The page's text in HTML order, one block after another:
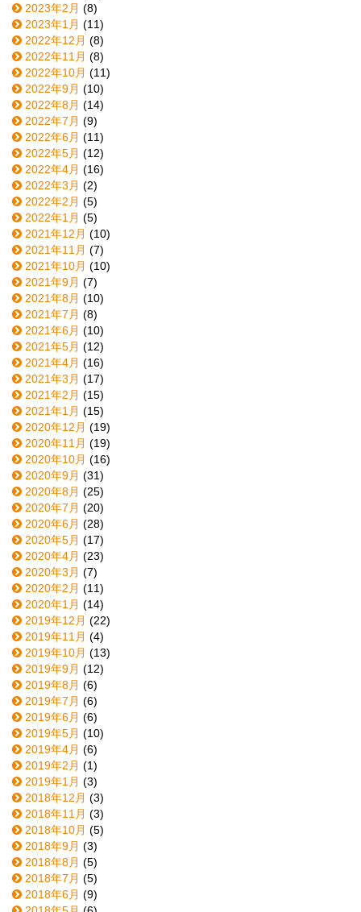
2023年2月 (8)
2023年1月 (11)
2022年12月 (8)
2022年11月 (8)
2022年10月 (11)
2022年9月 (10)
2022年8月 (14)
2022年7月 (9)
2022年6月 (11)
2022年5月 (12)
2022年4月 (16)
2022年3月 (2)
2022年2月 (5)
2022年1月 (5)
2021年12月 (10)
2021年11月 (7)
2021年10月 (10)
2021年9月 (7)
2021年8月 (10)
2021年7月 (8)
2021年6月 (10)
2021年5月 (12)
2021年4月 (16)
2021年3月 (17)
2021年2月 (15)
2021年1月 (15)
2020年12月 (19)
2020年11月 (19)
2020年10月 (16)
2020年9月 (31)
2020年8月 (25)
2020年7月 (20)
2020年6月 (28)
2020年5月 (17)
2020年4月 (23)
2020年3月 (7)
2020年2月 (11)
2020年1月 (14)
2019年12月 (22)
2019年11月 (4)
2019年10月 (13)
2019年9月 (12)
2019年8月 (6)
2019年7月 (6)
2019年6月 (6)
2019年5月 (10)
2019年4月 (6)
2019年2月 (1)
2019年1月 (3)
2018年12月 (3)
2018年11月 (3)
2018年10月 (5)
2018年9月 (3)
2018年8月 (5)
2018年7月 (5)
2018年6月 (9)